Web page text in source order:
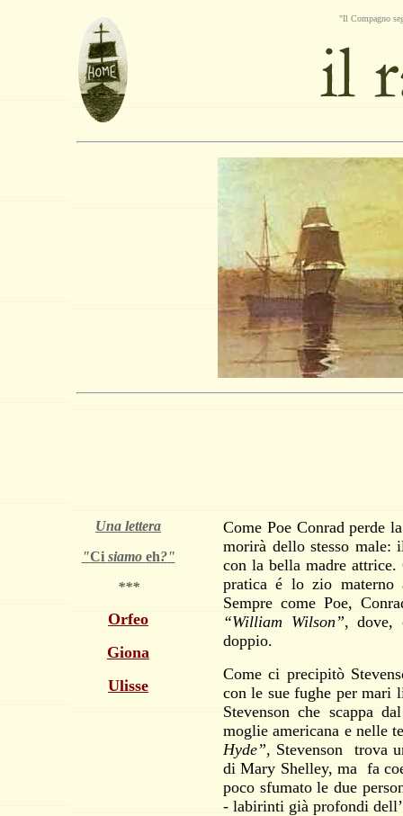
"Il Compagno
Una lettera
"Ci siamo eh?"
***
Orfeo
Giona
Ulisse
Come Poe Conrad perde
morirà dello stesso male:
con la bella madre
pratica é lo zio materno
Sempre come Poe,
“William Wilson”, dove,
doppio.
Come ci precipitò
con le sue fughe per mari
Stevenson che scappa
moglie americana e nelle
Hyde”, Stevenson trova
di Mary Shelley, ma fa
poco sfumato le due
- labirinti già profondi